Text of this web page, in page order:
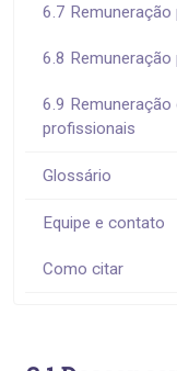
6.7 Remuneração
6.8 Remuneração
6.9
profissionais
Glossário
Equipe e contato
Como citar